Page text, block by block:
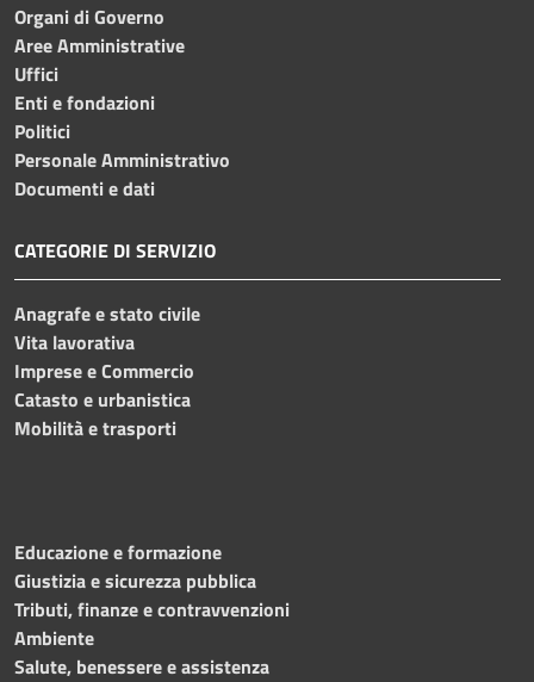
Organi di Governo
Aree Amministrative
Uffici
Enti e fondazioni
Politici
Personale Amministrativo
Documenti e dati
CATEGORIE DI SERVIZIO
Anagrafe e stato civile
Vita lavorativa
Imprese e Commercio
Catasto e urbanistica
Mobilità e trasporti
Educazione e formazione
Giustizia e sicurezza pubblica
Tributi, finanze e contravvenzioni
Ambiente
Salute, benessere e assistenza